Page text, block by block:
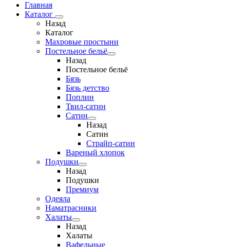
Главная
Каталог
Назад
Каталог
Махровые простыни
Постельное бельё
Назад
Постельное бельё
Бязь
Бязь детство
Поплин
Твил-сатин
Сатин
Назад
Сатин
Страйп-сатин
Вареный хлопок
Подушки
Назад
Подушки
Премиум
Одеяла
Наматрасники
Халаты
Назад
Халаты
Вафельные